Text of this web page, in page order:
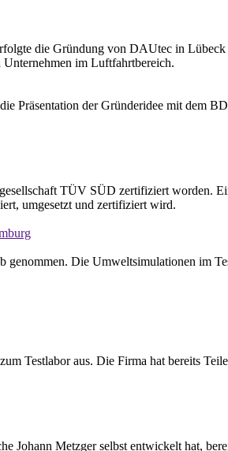
die Gründung von DAUtec in
Unternehmen im Luftfahrtbereich.
Präsentation der Gründeridee mit dem
TÜV SÜD zertifiziert worden.
umgesetzt und zertifiziert wird.
Die Umweltsimulationen im
Testlabor aus. Die Firma hat bereits
Johann Metzger selbst entwickelt hat,